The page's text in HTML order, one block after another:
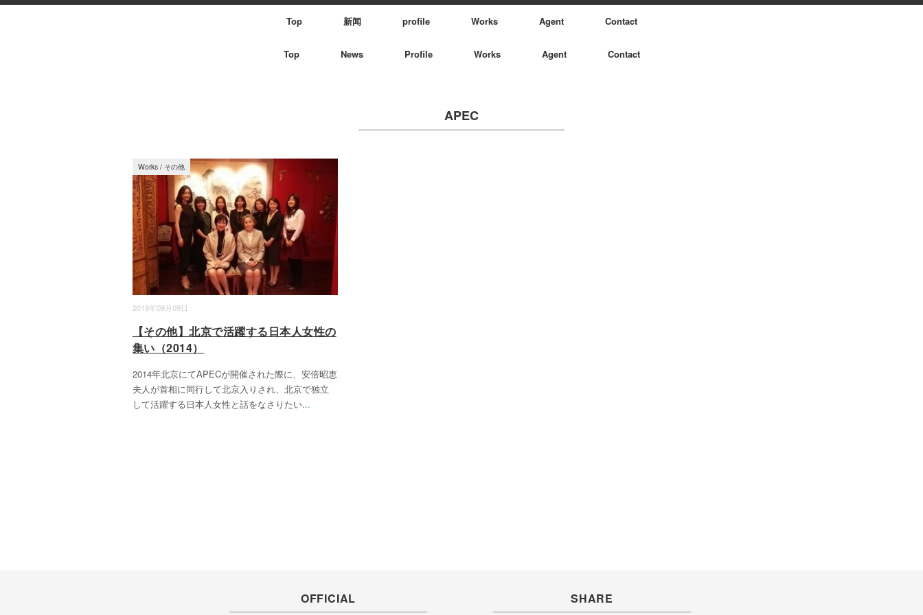
Top 新闻 profile Works Agent Contact
Top News Profile Works Agent Contact
APEC
2019年09月09日
Works/ その他
【その他】北京で活躍する日本人女性の
集い（2014）
2014年北京にてAPECが開催された際に、安倍昭恵
夫人が首相に同行して北京入りされ、北京で独立
して活躍する日本人女性と話をなさりたい...
OFFICIAL SHARE